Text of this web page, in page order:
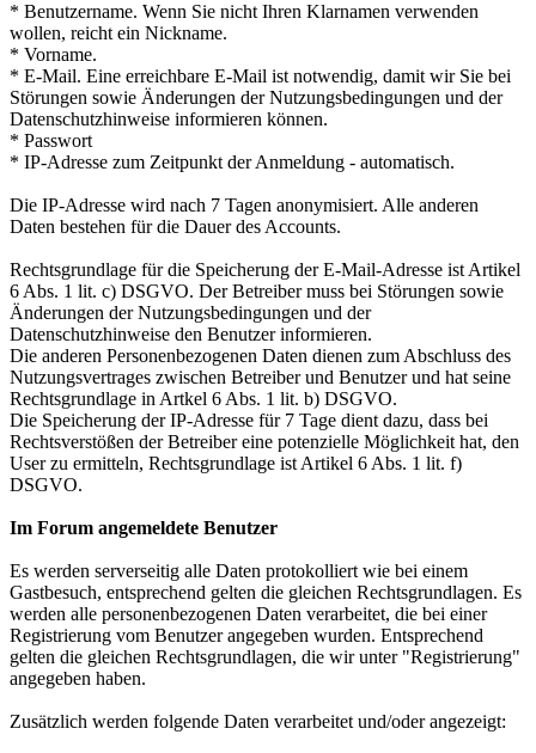
* Benutzername. Wenn Sie nicht Ihren Klarnamen verwenden
wollen, reicht ein Nickname.
* Vorname.
* E-Mail. Eine erreichbare E-Mail ist notwendig, damit wir Sie bei
Störungen sowie Änderungen der Nutzungsbedingungen und der
Datenschutzhinweise informieren können.
* Passwort
* IP-Adresse zum Zeitpunkt der Anmeldung - automatisch.
Die IP-Adresse wird nach 7 Tagen anonymisiert. Alle anderen
Daten bestehen für die Dauer des Accounts.
Rechtsgrundlage für die Speicherung der E-Mail-Adresse ist Artikel
6 Abs. 1 lit. c) DSGVO. Der Betreiber muss bei Störungen sowie
Änderungen der Nutzungsbedingungen und der
Datenschutzhinweise den Benutzer informieren.
Die anderen Personenbezogenen Daten dienen zum Abschluss des
Nutzungsvertrages zwischen Betreiber und Benutzer und hat seine
Rechtsgrundlage in Artkel 6 Abs. 1 lit. b) DSGVO.
Die Speicherung der IP-Adresse für 7 Tage dient dazu, dass bei
Rechtsverstößen der Betreiber eine potenzielle Möglichkeit hat, den
User zu ermitteln, Rechtsgrundlage ist Artikel 6 Abs. 1 lit. f)
DSGVO.
Im Forum angemeldete Benutzer
Es werden serverseitig alle Daten protokolliert wie bei einem
Gastbesuch, entsprechend gelten die gleichen Rechtsgrundlagen. Es
werden alle personenbezogenen Daten verarbeitet, die bei einer
Registrierung vom Benutzer angegeben wurden. Entsprechend
gelten die gleichen Rechtsgrundlagen, die wir unter "Registrierung"
angegeben haben.
Zusätzlich werden folgende Daten verarbeitet und/oder angezeigt: